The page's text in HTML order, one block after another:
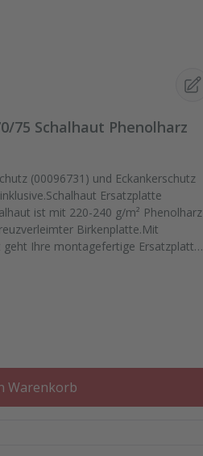
75 Schalhaut Phenolharz
(00096731) und Eckankerschutz
Ersatzplatte
ist mit 220-240 g/m² Phenolharz
Birkenplatte.Mit
Ihre montagefertige Ersatzplatten
Warenkorb